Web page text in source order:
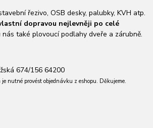
řezivo, OSB desky, palubky, KVH atp.
dopravou nejlevněji po celé
nás také plovoucí podlahy dveře a zárubně.
674/156 64200
nutné provést objednávku z eshopu. Děkujeme.